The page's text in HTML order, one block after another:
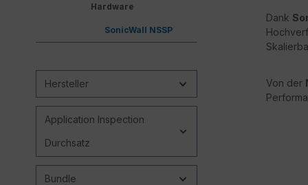
Hardware
SonicWall NSSP
Hersteller
Application Inspection
Durchsatz
Bundle
Dank
Von der